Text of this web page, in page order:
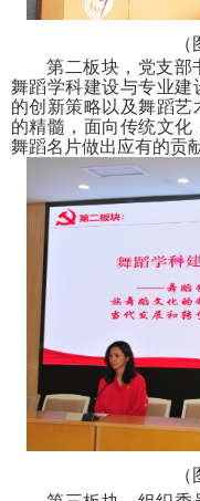
（
第二板块，党支部
舞蹈学科建设与专业建
的创新策略以及舞蹈
的精髓，面向传统文
舞蹈名片做出应有的贡献
（